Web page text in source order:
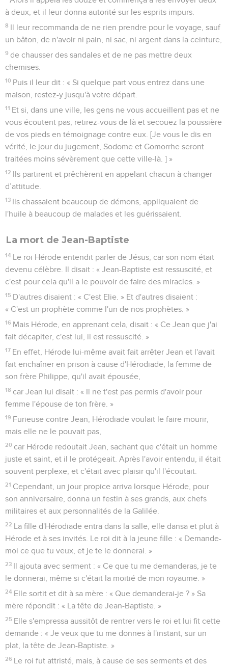
à deux, et il leur donna autorité sur les esprits impurs.
8 Il leur recommanda de ne rien prendre pour le voyage, sauf
un bâton, de n'avoir ni pain, ni sac, ni argent dans la ceinture,
9 de chausser des sandales et de ne pas mettre deux
chemises.
10 Puis il leur dit : « Si quelque part vous entrez dans une
maison, restez-y jusqu'à votre départ.
11 Et si, dans une ville, les gens ne vous accueillent pas et ne
vous écoutent pas, retirez-vous de là et secouez la poussière
de vos pieds en témoignage contre eux. [Je vous le dis en
vérité, le jour du jugement, Sodome et Gomorrhe seront
traitées moins sévèrement que cette ville-là. ] »
12 Ils partirent et prêchèrent en appelant chacun à changer
d’attitude.
13 Ils chassaient beaucoup de démons, appliquaient de
l'huile à beaucoup de malades et les guérissaient.
La mort de Jean-Baptiste
14 Le roi Hérode entendit parler de Jésus, car son nom était
devenu célèbre. Il disait : « Jean-Baptiste est ressuscité, et
c'est pour cela qu'il a le pouvoir de faire des miracles. »
15 D'autres disaient : « C'est Elie. » Et d'autres disaient :
« C'est un prophète comme l'un de nos prophètes. »
16 Mais Hérode, en apprenant cela, disait : « Ce Jean que j'ai
fait décapiter, c'est lui, il est ressuscité. »
17 En effet, Hérode lui-même avait fait arrêter Jean et l'avait
fait enchaîner en prison à cause d'Hérodiade, la femme de
son frère Philippe, qu'il avait épousée,
18 car Jean lui disait : « Il ne t'est pas permis d'avoir pour
femme l'épouse de ton frère. »
19 Furieuse contre Jean, Hérodiade voulait le faire mourir,
mais elle ne le pouvait pas,
20 car Hérode redoutait Jean, sachant que c'était un homme
juste et saint, et il le protégeait. Après l'avoir entendu, il était
souvent perplexe, et c'était avec plaisir qu'il l'écoutait.
21 Cependant, un jour propice arriva lorsque Hérode, pour
son anniversaire, donna un festin à ses grands, aux chefs
militaires et aux personnalités de la Galilée.
22 La fille d'Hérodiade entra dans la salle, elle dansa et plut à
Hérode et à ses invités. Le roi dit à la jeune fille : « Demande-
moi ce que tu veux, et je te le donnerai. »
23 Il ajouta avec serment : « Ce que tu me demanderas, je te
le donnerai, même si c'était la moitié de mon royaume. »
24 Elle sortit et dit à sa mère : « Que demanderai-je ? » Sa
mère répondit : « La tête de Jean-Baptiste. »
25 Elle s'empressa aussitôt de rentrer vers le roi et lui fit cette
demande : « Je veux que tu me donnes à l'instant, sur un
plat, la tête de Jean-Baptiste. »
26 Le roi fut attristé, mais, à cause de ses serments et des